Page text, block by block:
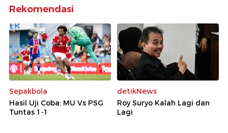
Rekomendasi
Sepakbola
Hasil Uji Coba: MU Vs PSG
Tuntas 1-1
detikNews
Roy Suryo Kalah Lagi dan
Lagi